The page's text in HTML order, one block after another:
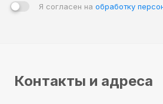
Я согласен на обработку
Контакты и адреса